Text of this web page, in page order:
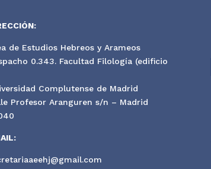
de Estudios Hebreos y Arameos
0.343. Facultad Filología (edificio
Complutense de Madrid
Profesor Aranguren s/n – Madrid